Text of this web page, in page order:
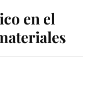
en el